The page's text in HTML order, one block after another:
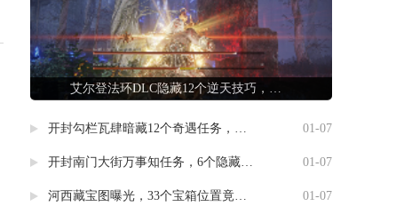
艾尔登法环DLC隐藏12个逆天技巧，第7条让联机队友惊掉下巴
开封勾栏瓦肆暗藏12个奇遇任务，最后一个竟能指引人生方向 01-07
开封南门大街万事知任务，6个隐藏剧情竟然藏着这样的秘密 01-07
河西藏宝图曝光，33个宝箱位置竟然暗藏玄机 01-07